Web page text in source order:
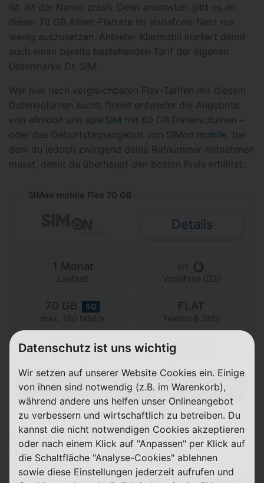
ist, ist der Name: crash. Denn ansonsten gibt es an
dieser 70 GB Allnet-Flatrate im Vodafone-Netz nur
wenig auszusetzen. Anbieter Klarmobil kontert damit
auch einen bereits bestehenden Tarif der eigenen
Untermarke Dr. SIM.
Wer hier nach vergleichbaren Flex-Tarifen mit diesem
Datenvolumen sucht, findet entweder die Angebote
von allmobil und sparSIM mit 60 GB Datenvolumen –
oder das Geburtstagsangebot von SIMon mobile , bei
dem du jedoch zwingend deine Rufnummer mitnehmen
musst, damit du überhaupt den besten Preis erhältst.
SIMon mobile Flex 70 GB
Details
1 Monat
Laufzeit Vodafone (D2)
70 GB 5G
max. 150 Mbit/s
FLAT
Telefon & SMS
0,00 €
einmalig
9,99 €
pro Monat
Zum Angebot
Alternativen nur mit weniger
Datenvolumen günstiger
Das crash-Angebot ist demnach voraussetzungsloser,
Datenschutz ist uns wichtig
Wir setzen auf unserer Website Cookies ein. Einige
von ihnen sind notwendig (z.B. im Warenkorb),
während andere uns helfen unser Onlineangebot
zu verbessern und wirtschaftlich zu betreiben. Du
kannst die nicht notwendigen Cookies akzeptieren
oder nach einem Klick auf "Anpassen" per Klick auf
die Schaltfläche "Analyse-Cookies" ablehnen
sowie diese Einstellungen jederzeit aufrufen und